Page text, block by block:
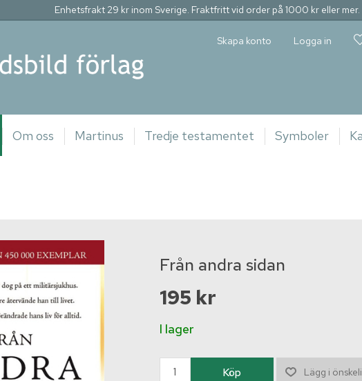
Enhetsfrakt 29 kr inom Sverige. Fraktfritt vid order på 1000 kr eller mer.
Skapa konto Logga in
Om oss Martinus Tredje testamentet Symboler
Från andra sidan
195 kr
I lager